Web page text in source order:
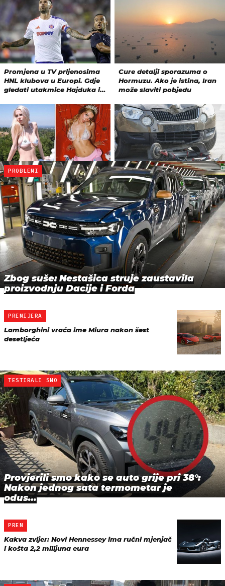
PROBLEMI
Zbog suše: Nestašica struje zaustavila
proizvodnju Dacije i Forda
PREMIJERA
Lamborghini vraća ime Miura nakon šest
desetljeća
TESTIRALI SMO
Provjerili smo kako se auto grije pri 38°:
Nakon jednog sata termometar je
odus…
PREM
Kakva zvijer: Novi Hennessey ima ručni mjenjač
i košta 2,2 milijuna eura